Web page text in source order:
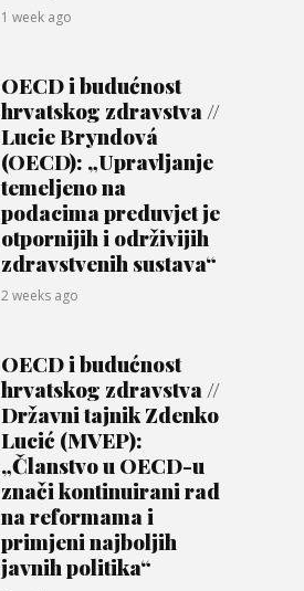
1 week ago
OECD i budućnost
hrvatskog zdravstva //
Lucie Bryndová
(OECD): „Upravljanje
temeljeno na
podacima preduvjet je
otpornijih i održivijih
zdravstvenih sustava“
2 weeks ago
OECD i budućnost
hrvatskog zdravstva //
Državni tajnik Zdenko
Lucić (MVEP):
„Članstvo u OECD-u
znači kontinuirani rad
na reformama i
primjeni najboljih
javnih politika“